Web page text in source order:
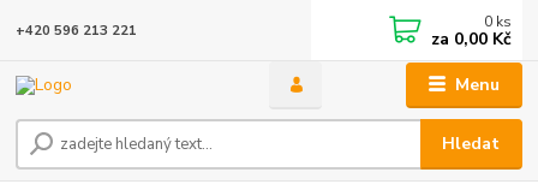
Menu
Hledat
+420 596 213 221 0 ks
za 0,00 Kč